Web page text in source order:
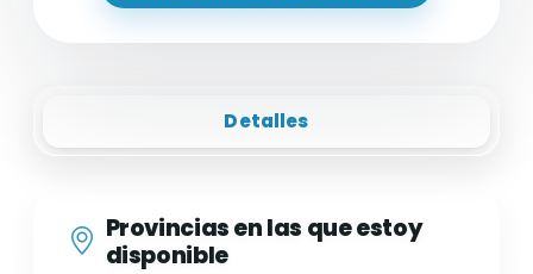
Detalles
Provincias en las que estoy
disponible